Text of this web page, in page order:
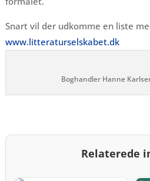
Snart vil der udkomme en liste
www.litteraturselskabet.dk
Boghandler Hanne
Relaterede